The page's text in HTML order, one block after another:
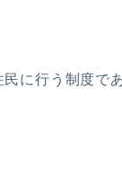
に行う制度で